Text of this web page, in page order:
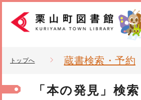
トップへ 蔵書検索・予約
「本の発見」検索